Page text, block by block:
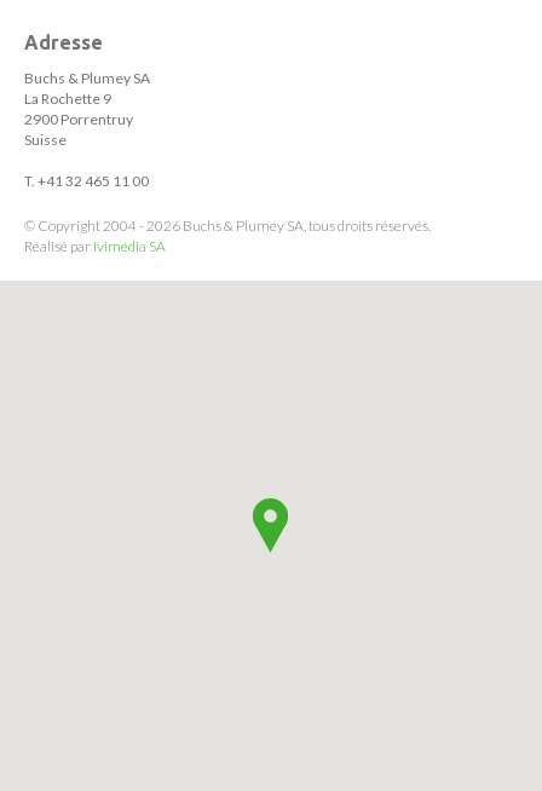
Adresse
Buchs & Plumey SA
La Rochette 9
2900 Porrentruy
Suisse
T. +41 32 465 11 00
© Copyright 2004 - 2026 Buchs & Plumey SA, tous droits réservés.
Réalisé par Ivimédia SA